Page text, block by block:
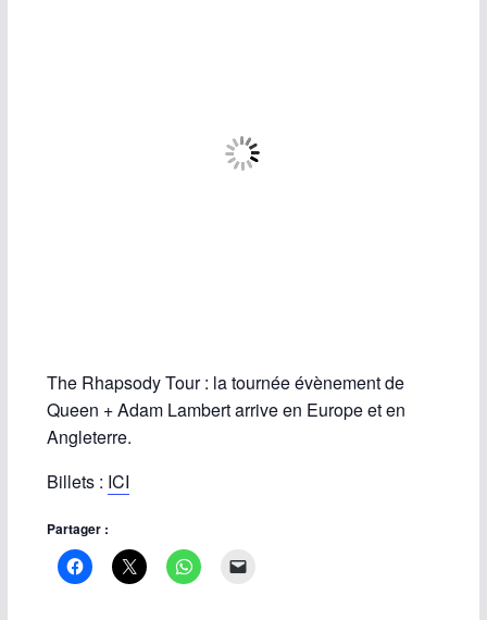
The Rhapsody Tour : la tournée évènement de
Queen + Adam Lambert arrive en Europe et en
Angleterre.
Billets : ICI
Partager :